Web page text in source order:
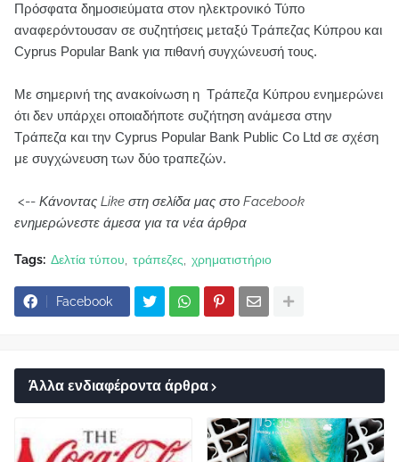
Πρόσφατα δημοσιεύματα στον ηλεκτρονικό Τύπο
αναφερόντουσαν σε συζητήσεις μεταξύ Τράπεζας Κύπρου και
Cyprus Popular Bank για πιθανή συγχώνευσή τους.
Με σημερινή της ανακοίνωση η Τράπεζα Κύπρου ενημερώνει
ότι δεν υπάρχει οποιαδήποτε συζήτηση ανάμεσα στην
Τράπεζα και την Cyprus Popular Bank Public Co Ltd σε σχέση
με συγχώνευση των δύο τραπεζών.
<-- Κάνοντας Like στη σελίδα μας στο Facebook
ενημερώνεστε άμεσα για τα νέα άρθρα
Tags: Δελτία τύπου τράπεζες χρηματιστήριο
Facebook
Άλλα ενδιαφέροντα άρθρα